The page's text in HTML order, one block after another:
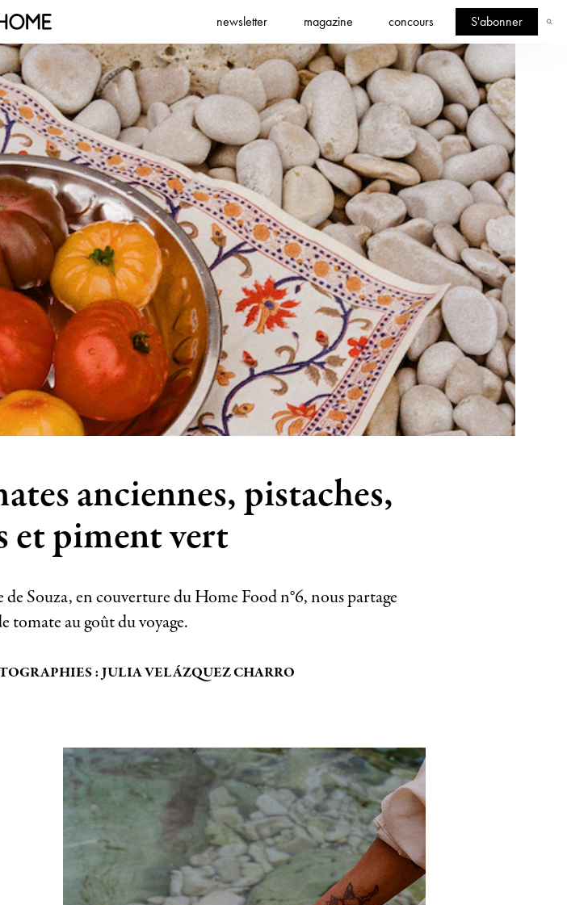
newsletter magazine concours S'abonner
anciennes, pistaches,
et piment vert
Souza, en couverture du Home Food n°6, nous partage
tomate au goût du voyage.
: JULIA VELÁZQUEZ CHARRO